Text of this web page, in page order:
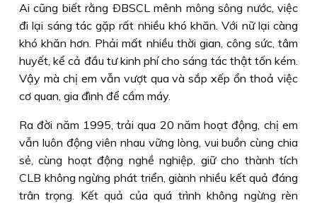
Ai cũng biết rằng ÐBSCL mênh mông sông nước, việc
đi lại sáng tác gặp rất nhiều khó khăn. Với nữ lại càng
khó khăn hơn. Phải mất nhiều thời gian, công sức, tâm
huyết, kể cả đầu tư kinh phí cho sáng tác thật tốn kém.
Vậy mà chị em vẫn vượt qua và sắp xếp ổn thoả việc
cơ quan, gia đình để cầm máy.
Ra đời năm 1995, trải qua 20 năm hoạt động, chị em
vẫn luôn động viên nhau vững lòng, vui buồn cùng chia
sẻ, cùng hoạt động nghề nghiệp, giữ cho thành tích
CLB không ngừng phát triển, giành nhiều kết quả đáng
trân trọng. Kết quả của quá trình không ngừng rèn